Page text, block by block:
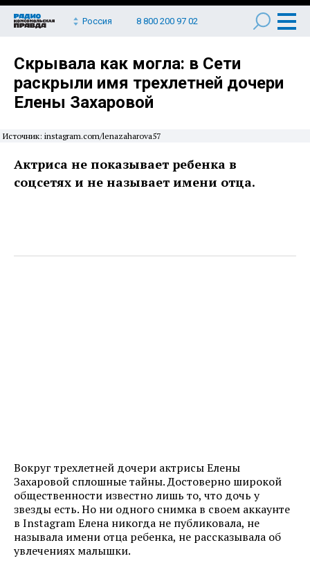
Россия 8 800 200 97 02
Скрывала как могла: в Сети
раскрыли имя трехлетней дочери
Елены Захаровой
Источник: instagram.com/lenazaharova57
Актриса не показывает ребенка в
соцсетях и не называет имени отца.
Вокруг трехлетней дочери актрисы Елены
Захаровой сплошные тайны. Достоверно широкой
общественности известно лишь то, что дочь у
звезды есть. Но ни одного снимка в своем аккаунте
в Instagram Елена никогда не публиковала, не
называла имени отца ребенка, не рассказывала об
увлечениях малышки.